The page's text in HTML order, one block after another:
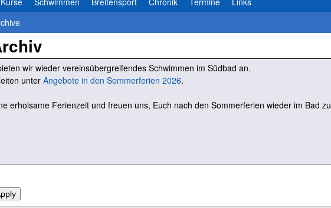
wir wieder vereinsübergreifendes Schwimmen im Südbad an.
unter Angebote in den Sommerferien 2026.
erholsame Ferienzeit und freuen uns, Euch nach den Sommerferien wieder im Bad zu